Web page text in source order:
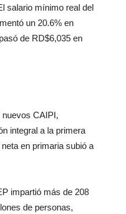
salario mínimo real del
un 20.6% en
de RD$6,035 en
nuevos CAIPI,
integral a la primera
en primaria subió a
impartió más de 208
de personas,